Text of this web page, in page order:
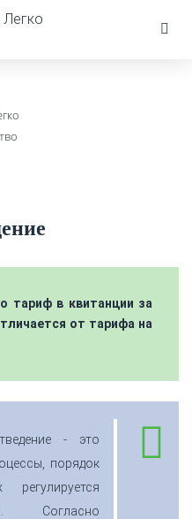
тариф в квитанции за
от тарифа на
- это
порядок
регулируется
Согласно